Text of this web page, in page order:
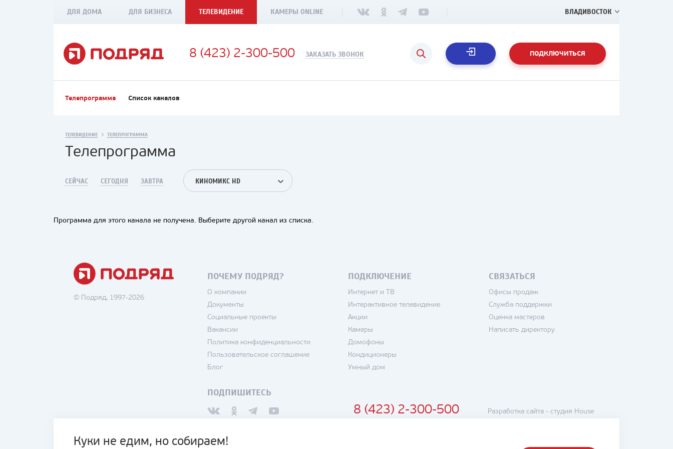
ДЛЯ ДОМА ДЛЯ БИЗНЕСА ТЕЛЕВИДЕНИЕ КАМЕРЫ ONLINE ВЛАДИВОСТОК
8 (423) 2-300-500 ЗАКАЗАТЬ ЗВОНОК ПОДКЛЮЧИТЬСЯ
Телепрограмма Список каналов
Куки не едим, но собираем!
ТЕЛЕВИДЕНИЕ ТЕЛЕПРОГРАММА
Телепрограмма
СЕЙЧАС СЕГОДНЯ ЗАВТРА КИНОМИКС HD
Программа для этого канала не получена. Выберите другой канал из списка.
© Подряд, 1997-2026
ПОЧЕМУ ПОДРЯД?
О компании
Документы
Социальные проекты
Вакансии
Политика конфиденциальности
Пользовательское соглашение
Блог
ПОДКЛЮЧЕНИЕ
Интернет и ТВ
Интерактивное телевидение
Акции
Камеры
Домофоны
Кондиционеры
Умный дом
СВЯЗАТЬСЯ
Офисы продаж
Служба поддержки
Оценка мастеров
Написать директору
ПОДПИШИТЕСЬ
8 (423) 2-300-500 Разработка сайта - студия House